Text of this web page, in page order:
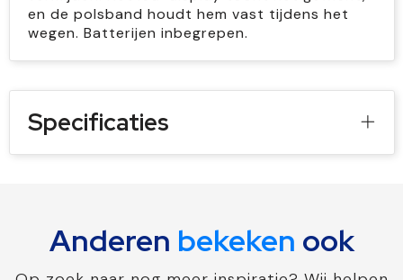
en de polsband houdt hem vast tijdens het
wegen. Batterijen inbegrepen.
Specificaties
Anderen bekeken ook